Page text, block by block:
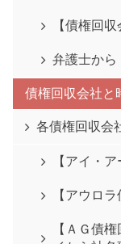
【債権回
弁護士から
債権回収会社と
各債権回収会
【アイ・
【アウロ
【ＡＧ債